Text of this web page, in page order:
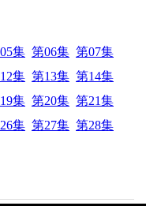
集 第06集 第07集
集 第13集 第14集
集 第20集 第21集
集 第27集 第28集